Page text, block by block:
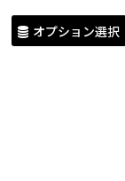
オプション選択